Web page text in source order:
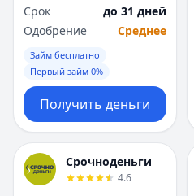
Срок
до 31 дней
Одобрение
Среднее
Займ бесплатно
Первый займ 0%
Получить деньги
Срочноденьги
4.6